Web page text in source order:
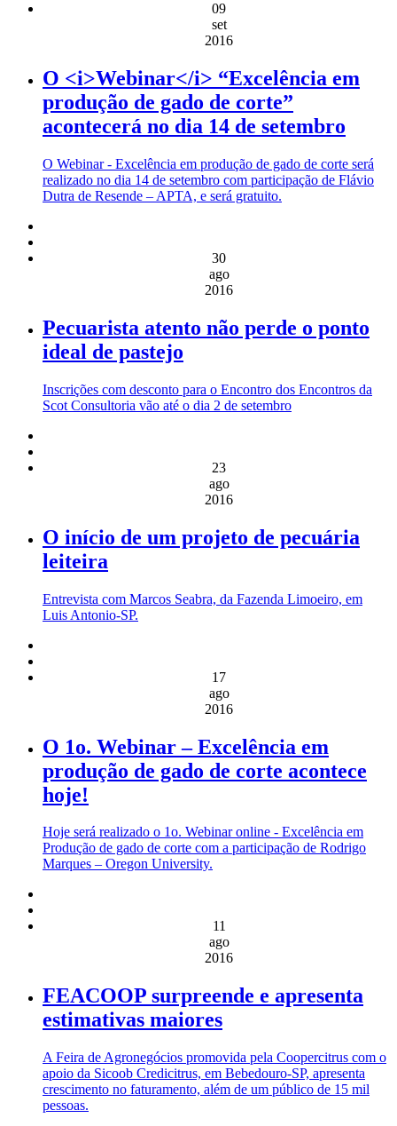
09
set
2016
O <i>Webinar</i> “Excelência em
produção de gado de corte”
acontecerá no dia 14 de setembro
O Webinar - Excelência em produção de gado de corte será
realizado no dia 14 de setembro com participação de Flávio
Dutra de Resende – APTA, e será gratuito.
30
ago
2016
Pecuarista atento não perde o ponto
ideal de pastejo
Inscrições com desconto para o Encontro dos Encontros da
Scot Consultoria vão até o dia 2 de setembro
23
ago
2016
O início de um projeto de pecuária
leiteira
Entrevista com Marcos Seabra, da Fazenda Limoeiro, em
Luis Antonio-SP.
17
ago
2016
O 1o. Webinar – Excelência em
produção de gado de corte acontece
hoje!
Hoje será realizado o 1o. Webinar online - Excelência em
Produção de gado de corte com a participação de Rodrigo
Marques – Oregon University.
11
ago
2016
FEACOOP surpreende e apresenta
estimativas maiores
A Feira de Agronegócios promovida pela Coopercitrus com o
apoio da Sicoob Credicitrus, em Bebedouro-SP, apresenta
crescimento no faturamento, além de um público de 15 mil
pessoas.